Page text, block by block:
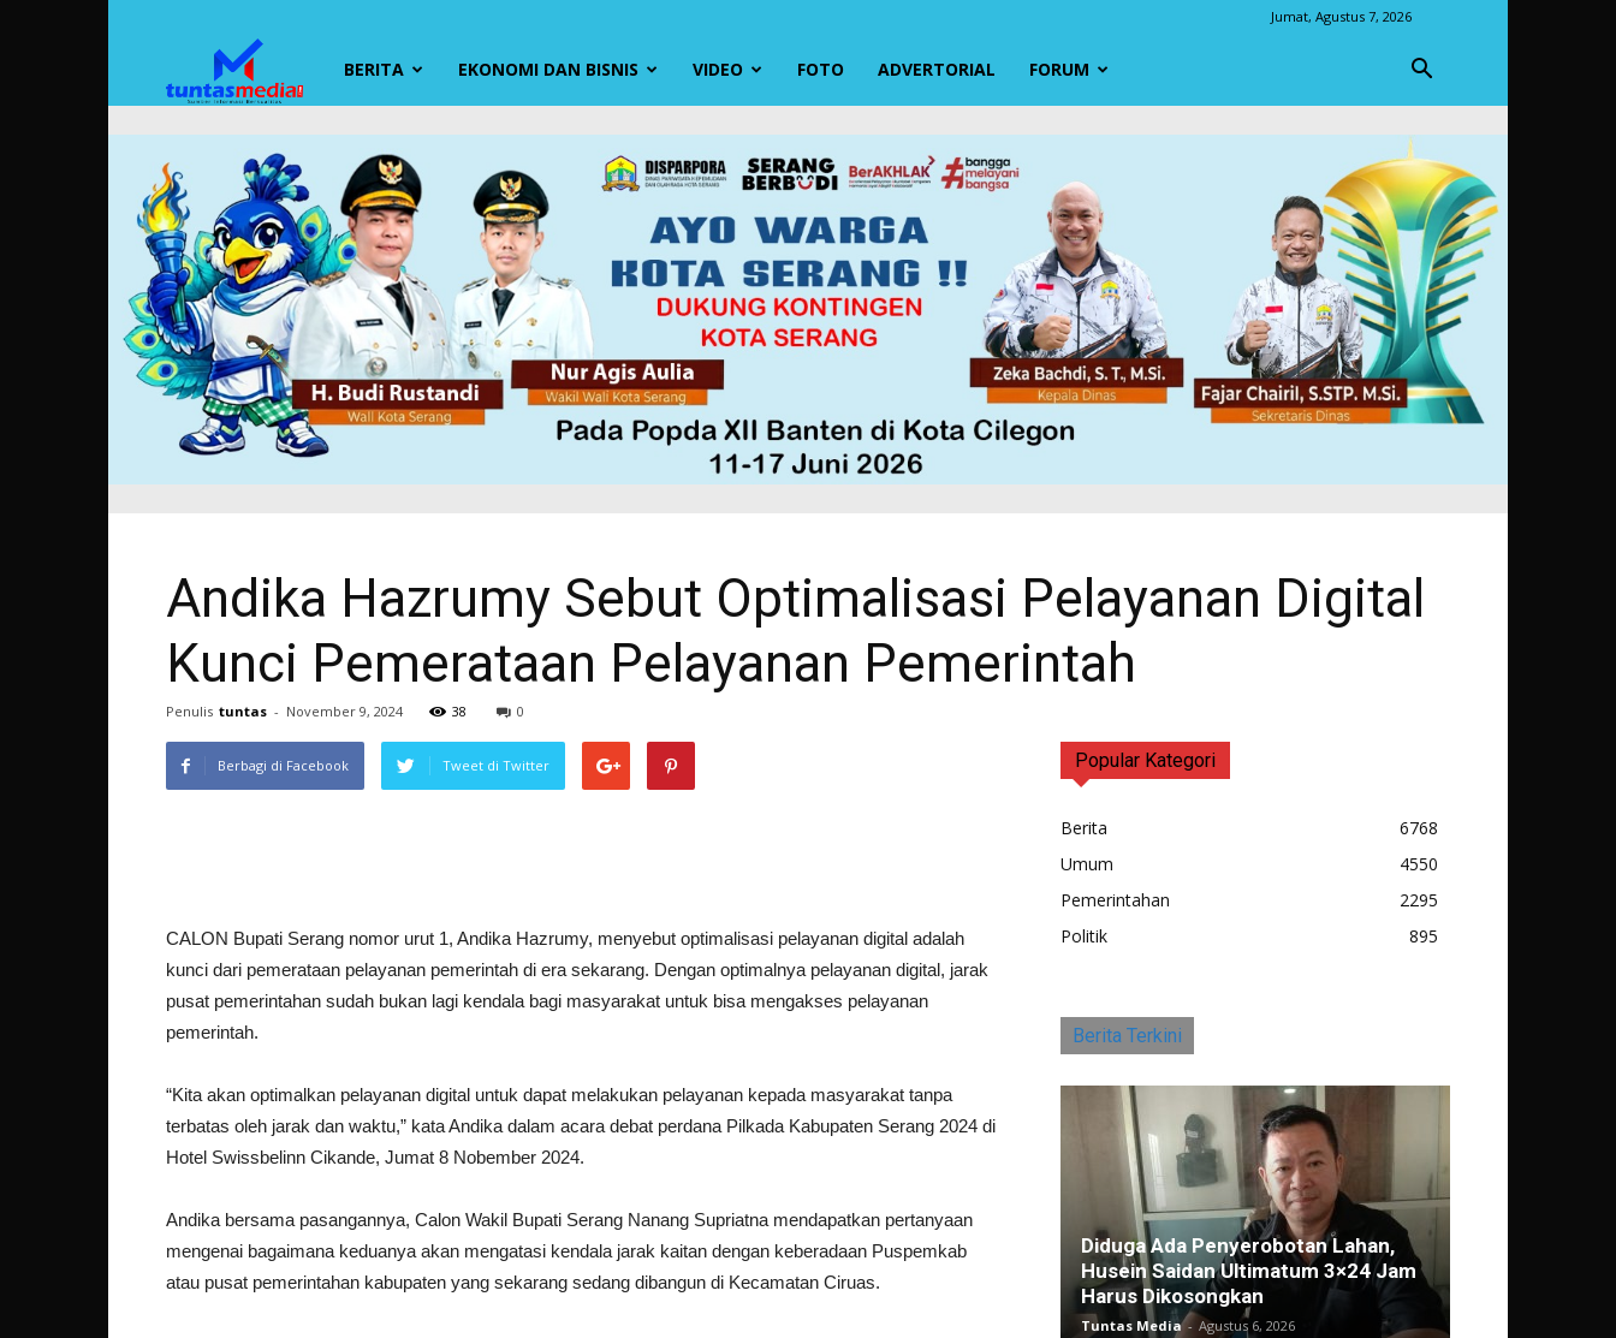
Jumat, Agustus 7, 2026
TUNTAS
MEDIA
BERITA EKONOMI DAN BISNIS VIDEO FOTO ADVERTORIAL FORUM
Andika Hazrumy Sebut Optimalisasi Pelayanan Digital
Kunci Pemerataan Pelayanan Pemerintah
Penulis tuntas - November 9, 2024 38 0
Berbagi di Facebook Tweet di Twitter
CALON Bupati Serang nomor urut 1, Andika Hazrumy, menyebut optimalisasi pelayanan digital adalah
kunci dari pemerataan pelayanan pemerintah di era sekarang. Dengan optimalnya pelayanan digital, jarak
pusat pemerintahan sudah bukan lagi kendala bagi masyarakat untuk bisa mengakses pelayanan
pemerintah.
“Kita akan optimalkan pelayanan digital untuk dapat melakukan pelayanan kepada masyarakat tanpa
terbatas oleh jarak dan waktu,” kata Andika dalam acara debat perdana Pilkada Kabupaten Serang 2024 di
Hotel Swissbelinn Cikande, Jumat 8 Nobember 2024.
Andika bersama pasangannya, Calon Wakil Bupati Serang Nanang Supriatna mendapatkan pertanyaan
mengenai bagaimana keduanya akan mengatasi kendala jarak kaitan dengan keberadaan Puspemkab
atau pusat pemerintahan kabupaten yang sekarang sedang dibangun di Kecamatan Ciruas.
Popular Kategori
Berita
6768
Umum
4550
Pemerintahan
2295
Politik
895
Berita Terkini
Diduga Ada Penyerobotan Lahan,
Husein Saidan Ultimatum 3×24 Jam
Harus Dikosongkan
Tuntas Media - Agustus 6, 2026